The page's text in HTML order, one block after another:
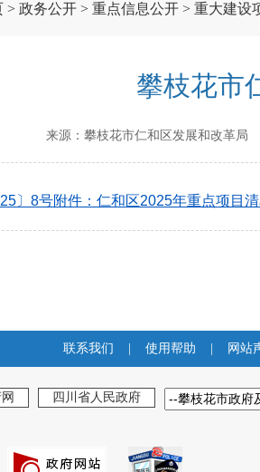
> 政务公开 > 重点信息公开 > 重大建设
攀枝花市
来源： 攀枝花市仁和区发展和改革局
〕8号附件：仁和区2025年重点项目
联系我们 使用帮助 网站
四川省人民政府